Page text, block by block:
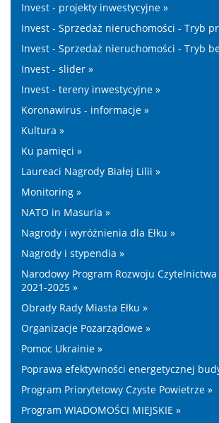
Invest - projekty inwestycyjne »
Invest - Sprzedaż nieruchomości - Tryb
Invest - Sprzedaż nieruchomości - Tryb
Invest - slider »
Invest - tereny inwestycyjne »
Koronawirus - informacje »
Kultura »
Ku pamięci »
Laureaci Nagrody Białej Lilii »
Monitoring »
NATO in Masuria »
Nagrody i wyróżnienia dla Ełku »
Nagrody i stypendia »
Narodowy Program Rozwoju
2021-2025 »
Obrady Rady Miasta Ełku »
Organizacje Pozarządowe »
Pomoc Ukrainie »
Poprawa efektywności energetycznej
Program Priorytetowy Czyste Powietrze »
Program WIADOMOŚCI MIEJSKIE »